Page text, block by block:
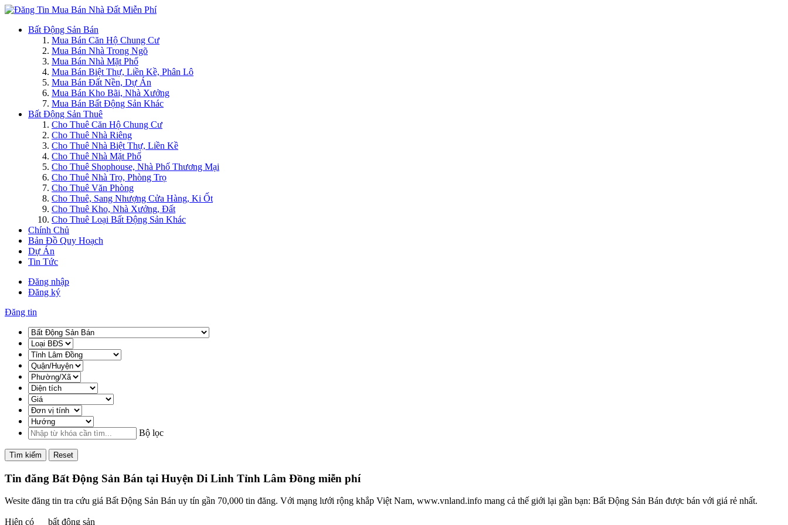
Bất Động Sản Bán
Mua Bán Căn Hộ Chung Cư
Mua Bán Nhà Trong Ngõ
Mua Bán Nhà Mặt Phố
Mua Bán Biệt Thự, Liền Kề, Phân Lô
Mua Bán Đất Nền, Dự Án
Mua Bán Kho Bãi, Nhà Xưởng
Mua Bán Bất Động Sản Khác
Bất Động Sản Thuê
Cho Thuê Căn Hộ Chung Cư
Cho Thuê Nhà Riêng
Cho Thuê Nhà Biệt Thự, Liền Kề
Cho Thuê Nhà Mặt Phố
Cho Thuê Shophouse, Nhà Phố Thương Mại
Cho Thuê Nhà Trọ, Phòng Trọ
Cho Thuê Văn Phòng
Cho Thuê, Sang Nhượng Cửa Hàng, Ki Ốt
Cho Thuê Kho, Nhà Xưởng, Đất
Cho Thuê Loại Bất Động Sản Khác
Chính Chủ
Bản Đồ Quy Hoạch
Dự Án
Tin Tức
Đăng nhập
Đăng ký
Đăng tin
Bộ lọc
Tìm kiếm Reset
Tin đăng Bất Động Sản Bán tại Huyện Di Linh Tỉnh Lâm Đồng miễn phí
Wesite đăng tin tra cứu giá Bất Động Sản Bán uy tín gần 70,000 tin đăng. Với mạng lưới rộng khắp Việt Nam, www.vnland.info mang cả thế giới lại gần bạn: Bất Động Sản Bán được bán với giá rẻ nhất.
Hiện có bất động sản